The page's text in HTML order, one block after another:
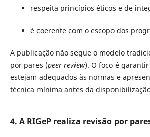
respeita princípios éticos e de
é coerente com o escopo dos
A publicação não segue o modelo
por pares (peer review). O foco é
estejam adequados às normas e
técnica mínima antes da
4. A RIGeP realiza revisão por